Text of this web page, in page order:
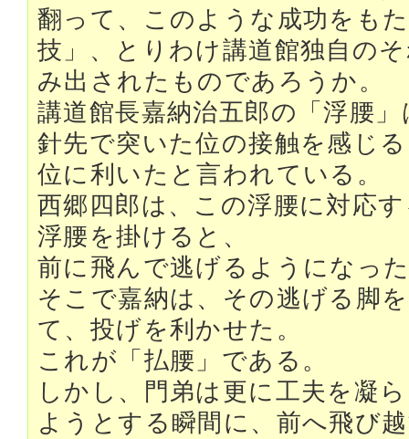
翻って、このような成功をも
技」、とりわけ講道館独自の
み出されたものであろうか。
講道館長嘉納治五郎の「浮腰」
針先で突いた位の接触を感じ
位に利いたと言われている。
西郷四郎は、この浮腰に対応
浮腰を掛けると、
前に飛んで逃げるようになっ
そこで嘉納は、その逃げる脚
て、投げを利かせた。
これが「払腰」である。
しかし、門弟は更に工夫を凝
ようとする瞬間に、前へ飛び